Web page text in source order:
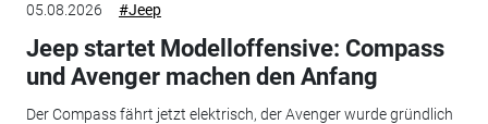
05.08.2026 #Jeep
Jeep startet Modelloffensive: Compass
und Avenger machen den Anfang
Der Compass fährt jetzt elektrisch, der Avenger wurde gründlich